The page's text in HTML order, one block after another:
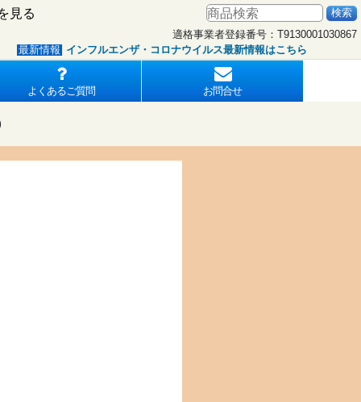
見る
適格事業者登録番号：T9130001030867
インフルエンザ・コロナウイルス最新情報はこちら
よくあるご質問 お問合せ